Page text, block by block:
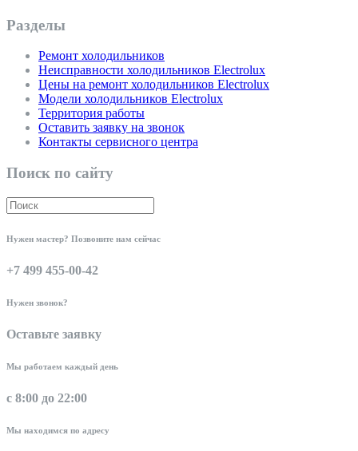
Разделы
Ремонт холодильников
Неисправности холодильников Electrolux
Цены на ремонт холодильников Electrolux
Модели холодильников Electrolux
Территория работы
Оставить заявку на звонок
Контакты сервисного центра
Поиск по сайту
Нужен мастер? Позвоните нам сейчас
+7 499 455-00-42
Нужен звонок?
Оставьте заявку
Мы работаем каждый день
с 8:00 до 22:00
Мы находимся по адресу